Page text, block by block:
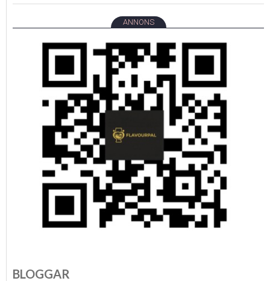
ANNONS
BLOGGAR